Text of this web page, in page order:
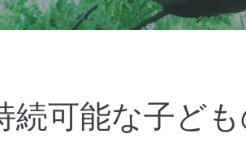
続可能な子ど